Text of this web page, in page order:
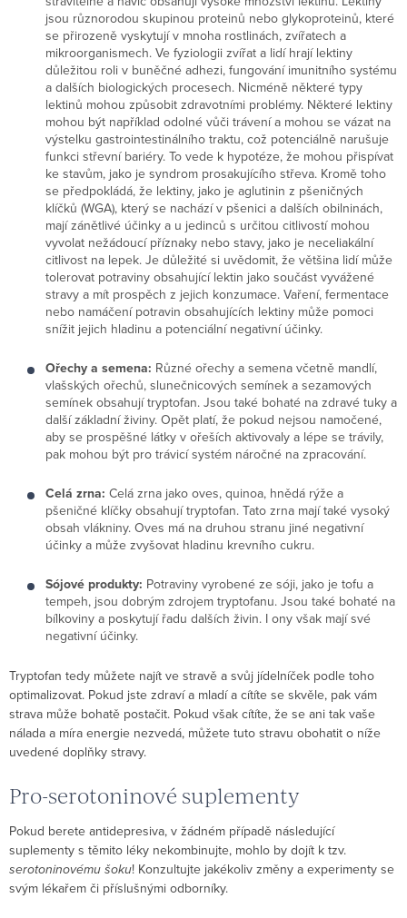
jsou různorodou skupinou proteinů nebo glykoproteinů, které
se přirozeně vyskytují v mnoha rostlinách, zvířatech a
mikroorganismech. Ve fyziologii zvířat a lidí hrají lektiny
důležitou roli v buněčné adhezi, fungování imunitního systému
a dalších biologických procesech. Nicméně některé typy
lektinů mohou způsobit zdravotními problémy. Některé lektiny
mohou být například odolné vůči trávení a mohou se vázat na
výstelku gastrointestinálního traktu, což potenciálně narušuje
funkci střevní bariéry. To vede k hypotéze, že mohou přispívat
ke stavům, jako je syndrom prosakujícího střeva. Kromě toho
se předpokládá, že lektiny, jako je aglutinin z pšeničných
klíčků (WGA), který se nachází v pšenici a dalších obilninách,
mají zánětlivé účinky a u jedinců s určitou citlivostí mohou
vyvolat nežádoucí příznaky nebo stavy, jako je neceliakální
citlivost na lepek. Je důležité si uvědomit, že většina lidí může
tolerovat potraviny obsahující lektin jako součást vyvážené
stravy a mít prospěch z jejich konzumace. Vaření, fermentace
nebo namáčení potravin obsahujících lektiny může pomoci
snížit jejich hladinu a potenciální negativní účinky.
Ořechy a semena: Různé ořechy a semena včetně mandlí,
vlašských ořechů, slunečnicových semínek a sezamových
semínek obsahují tryptofan. Jsou také bohaté na zdravé tuky a
další základní živiny. Opět platí, že pokud nejsou namočené,
aby se prospěšné látky v ořeších aktivovaly a lépe se trávily,
pak mohou být pro trávicí systém náročné na zpracování.
Celá zrna: Celá zrna jako oves, quinoa, hnědá rýže a
pšeničné klíčky obsahují tryptofan. Tato zrna mají také vysoký
obsah vlákniny. Oves má na druhou stranu jiné negativní
účinky a může zvyšovat hladinu krevního cukru.
Sójové produkty: Potraviny vyrobené ze sóji, jako je tofu a
tempeh, jsou dobrým zdrojem tryptofanu. Jsou také bohaté na
bílkoviny a poskytují řadu dalších živin. I ony však mají své
negativní účinky.
Tryptofan tedy můžete najít ve stravě a svůj jídelníček podle toho
optimalizovat. Pokud jste zdraví a mladí a cítíte se skvěle, pak vám
strava může bohatě postačit. Pokud však cítíte, že se ani tak vaše
nálada a míra energie nezvedá, můžete tuto stravu obohatit o níže
uvedené doplňky stravy.
Pro-serotoninové suplementy
Pokud berete antidepresiva, v žádném případě následující
suplementy s těmito léky nekombinujte, mohlo by dojít k tzv.
serotoninovému šoku! Konzultujte jakékoliv změny a experimenty se
svým lékařem či příslušnými odborníky.